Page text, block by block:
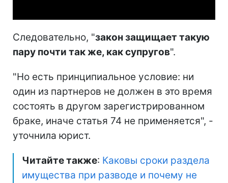
Следовательно, "закон защищает такую
пару почти так же, как супругов".
"Но есть принципиальное условие: ни
один из партнеров не должен в это время
состоять в другом зарегистрированном
браке, иначе статья 74 не применяется", -
уточнила юрист.
Читайте также: Каковы сроки раздела
имущества при разводе и почему не